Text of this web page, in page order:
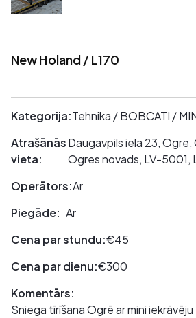
New Holand / L170
Kategorija:Tehnika / BOBCATI /
Atrašānās
vieta:
Daugavpils iela 23,
Ogres novads, LV-5001,
Operātors:Ar
Piegāde: Ar
Cena par stundu:€45
Cena par dienu:€300
Komentārs:
Sniega tīrīšana Ogrē ar mini iekrāvēju